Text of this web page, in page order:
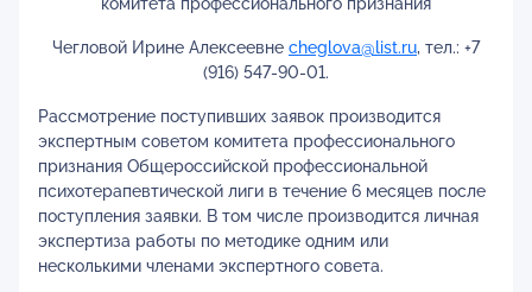
Чегловой Ирине Алексеевне cheglova@list.ru, тел.: +7
(916) 547-90-01.
Рассмотрение поступивших заявок производится
экспертным советом комитета профессионального
признания Общероссийской профессиональной
психотерапевтической лиги в течение 6 месяцев после
поступления заявки. В том числе производится личная
экспертиза работы по методике одним или
несколькими членами экспертного совета.